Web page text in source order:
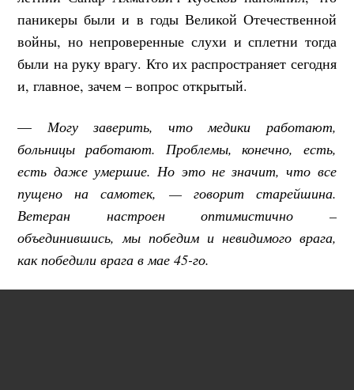
паникеры были и в годы Великой Отечественной
войны, но непроверенные слухи и сплетни тогда
были на руку врагу. Кто их распространяет сегодня
и, главное, зачем – вопрос открытый.
— Могу заверить, что медики работают,
больницы работают. Проблемы, конечно, есть,
есть даже умершие. Но это не значит, что все
пущено на самотек, — говорит старейшина.
Ветеран настроен оптимистично –
объединившись, мы победим и невидимого врага,
как победили врага в мае 45-го.